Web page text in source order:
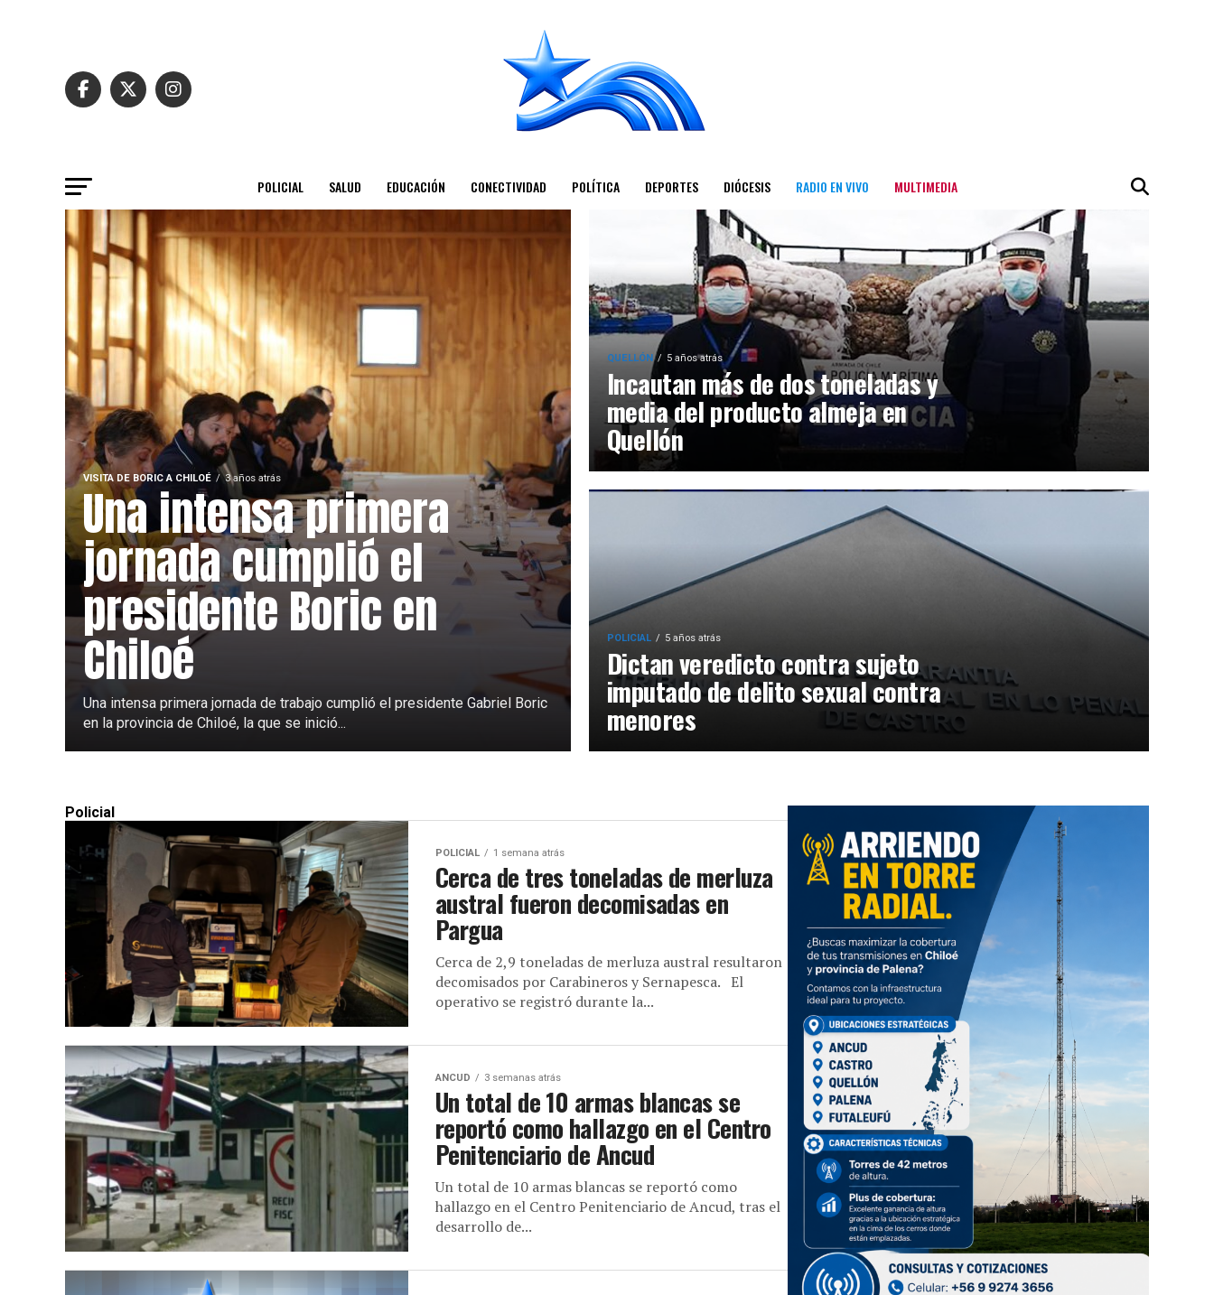
POLICIAL SALUD EDUCACIÓN CONECTIVIDAD POLÍTICA DEPORTES DIÓCESIS RADIO EN VIVO MULTIMEDIA
VISITA DE BORIC A CHILOÉ 3 años atrás
Una intensa primera
jornada cumplió el
presidente Boric en
Chiloé
Una intensa primera jornada de trabajo cumplió el presidente Gabriel Boric
en la provincia de Chiloé, la que se inició...
QUELLÓN 5 años atrás
Incautan más de dos toneladas y
media del producto almeja en
Quellón
POLICIAL 5 años atrás
Dictan veredicto contra sujeto
imputado de delito sexual contra
menores
Policial
POLICIAL 1 semana atrás
Cerca de tres toneladas de merluza
austral fueron decomisadas en
Pargua
Cerca de 2,9 toneladas de merluza austral resultaron
decomisados por Carabineros y Sernapesca. El
operativo se registró durante la...
ANCUD 3 semanas atrás
Un total de 10 armas blancas se
reportó como hallazgo en el Centro
Penitenciario de Ancud
Un total de 10 armas blancas se reportó como
hallazgo en el Centro Penitenciario de Ancud, tras el
desarrollo de...